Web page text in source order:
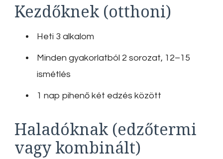
Kezdőknek (otthoni)
Heti 3 alkalom
Minden gyakorlatból 2 sorozat, 12–15
ismétlés
1 nap pihenő két edzés között
Haladóknak (edzőtermi
vagy kombinált)